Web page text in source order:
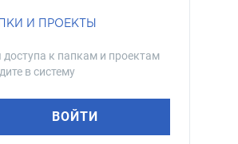
И ПРОЕКТЫ
доступа к папкам и проектам
в систему
ВОЙТИ